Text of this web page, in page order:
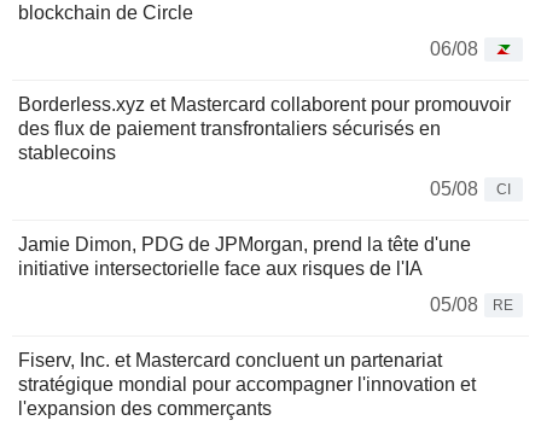
blockchain de Circle
06/08
Borderless.xyz et Mastercard collaborent pour promouvoir
des flux de paiement transfrontaliers sécurisés en
stablecoins
05/08
CI
Jamie Dimon, PDG de JPMorgan, prend la tête d'une
initiative intersectorielle face aux risques de l'IA
05/08
RE
Fiserv, Inc. et Mastercard concluent un partenariat
stratégique mondial pour accompagner l'innovation et
l'expansion des commerçants